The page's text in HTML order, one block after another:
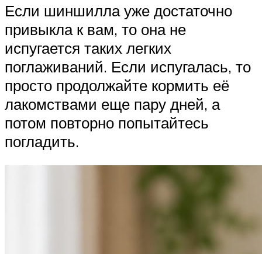
Если шиншилла уже достаточно
привыкла к вам, то она не
испугается таких легких
поглаживаний. Если испугалась, то
просто продолжайте кормить её
лакомствами еще пару дней, а
потом повторно попытайтесь
погладить.